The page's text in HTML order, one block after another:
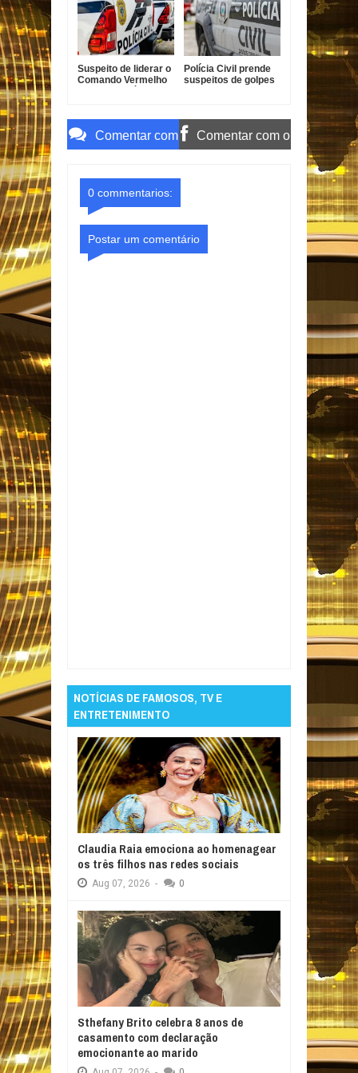
Suspeito de liderar o
Comando Vermelho
Polícia Civil prende
suspeitos de golpes
Comentar com Comentar com o
0 commentarios:
Postar um comentário
NOTÍCIAS DE FAMOSOS, TV E
ENTRETENIMENTO
Claudia Raia emociona ao homenagear
os três filhos nas redes sociais
Aug 07, 2026 - 0
Sthefany Brito celebra 8 anos de
casamento com declaração
emocionante ao marido